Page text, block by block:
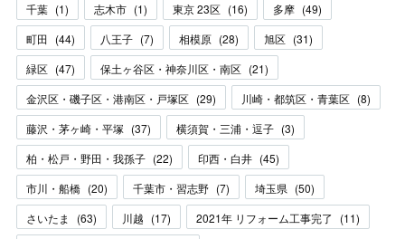
千葉 (1) 志木市 (1) 東京 23区 (16) 多摩 (49)
町田 (44) 八王子 (7) 相模原 (28) 旭区 (31)
緑区 (47) 保土ヶ谷区・神奈川区・南区 (21)
金沢区・磯子区・港南区・戸塚区 (29) 川崎・都筑区・青葉区 (8)
藤沢・茅ヶ崎・平塚 (37) 横須賀・三浦・逗子 (3)
柏・松戸・野田・我孫子 (22) 印西・白井 (45)
市川・船橋 (20) 千葉市・習志野 (7) 埼玉県 (50)
さいたま
(63) 川越 (17) 2021年 リフォーム工事完了 (11)